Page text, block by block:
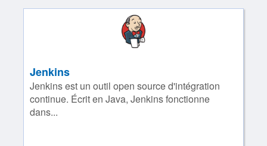
Jenkins
Jenkins est un outil open source d'intégration
continue. Écrit en Java, Jenkins fonctionne
dans...